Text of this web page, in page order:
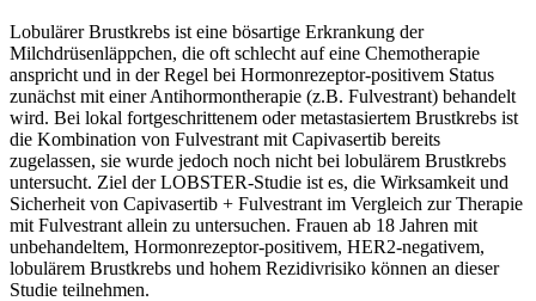
Lobulärer Brustkrebs ist eine bösartige Erkrankung der
Milchdrüsenläppchen, die oft schlecht auf eine Chemotherapie
anspricht und in der Regel bei Hormonrezeptor-positivem Status
zunächst mit einer Antihormontherapie (z.B. Fulvestrant) behandelt
wird. Bei lokal fortgeschrittenem oder metastasiertem Brustkrebs ist
die Kombination von Fulvestrant mit Capivasertib bereits
zugelassen, sie wurde jedoch noch nicht bei lobulärem Brustkrebs
untersucht. Ziel der LOBSTER-Studie ist es, die Wirksamkeit und
Sicherheit von Capivasertib + Fulvestrant im Vergleich zur Therapie
mit Fulvestrant allein zu untersuchen. Frauen ab 18 Jahren mit
unbehandeltem, Hormonrezeptor-positivem, HER2-negativem,
lobulärem Brustkrebs und hohem Rezidivrisiko können an dieser
Studie teilnehmen.